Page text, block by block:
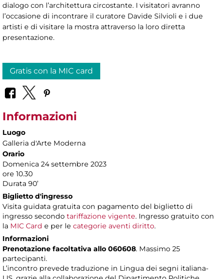
dialogo con l’architettura circostante. I visitatori avranno
l’occasione di incontrare il curatore Davide Silvioli e i due
artisti e di visitare la mostra attraverso la loro diretta
presentazione.
Gratis con la MIC card
Informazioni
Luogo
Galleria d'Arte Moderna
Orario
Domenica 24 settembre 2023
ore 10.30
Durata 90’
Biglietto d'ingresso
Visita guidata gratuita con pagamento del biglietto di
ingresso secondo tariffazione vigente. Ingresso gratuito con
la MIC Card e per le categorie aventi diritto.
Informazioni
Prenotazione facoltativa allo 060608. Massimo 25
partecipanti.
L’incontro prevede traduzione in Lingua dei segni italiana-